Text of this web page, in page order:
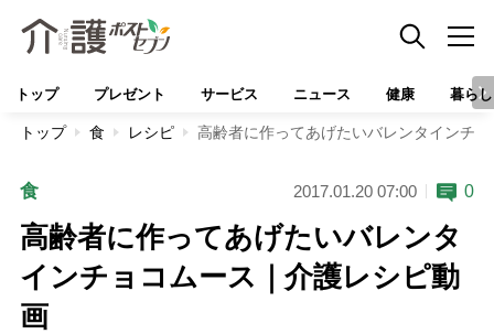
トップ プレゼント サービス ニュース 健康 暮らし
トップ 食 レシピ 高齢者に作ってあげたいバレンタインチ
食 2017.01.20 07:00 0
高齢者に作ってあげたいバレンタ
インチョコムース｜介護レシピ動
画